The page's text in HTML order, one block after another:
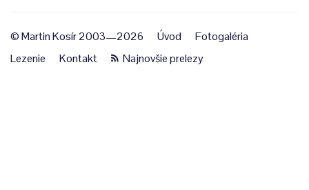
© Martin Kosír 2003—2026 Úvod
Fotogaléria
Lezenie
Kontakt Najnovšie prelezy